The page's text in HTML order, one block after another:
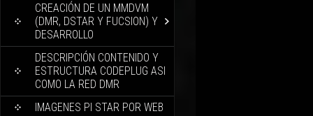
CREACIÓN DE UN MMDVM
(DMR, DSTAR Y FUCSION) Y
DESARROLLO
DESCRIPCIÓN CONTENIDO Y
ESTRUCTURA CODEPLUG ASI
COMO LA RED DMR
IMAGENES PI STAR POR WEB